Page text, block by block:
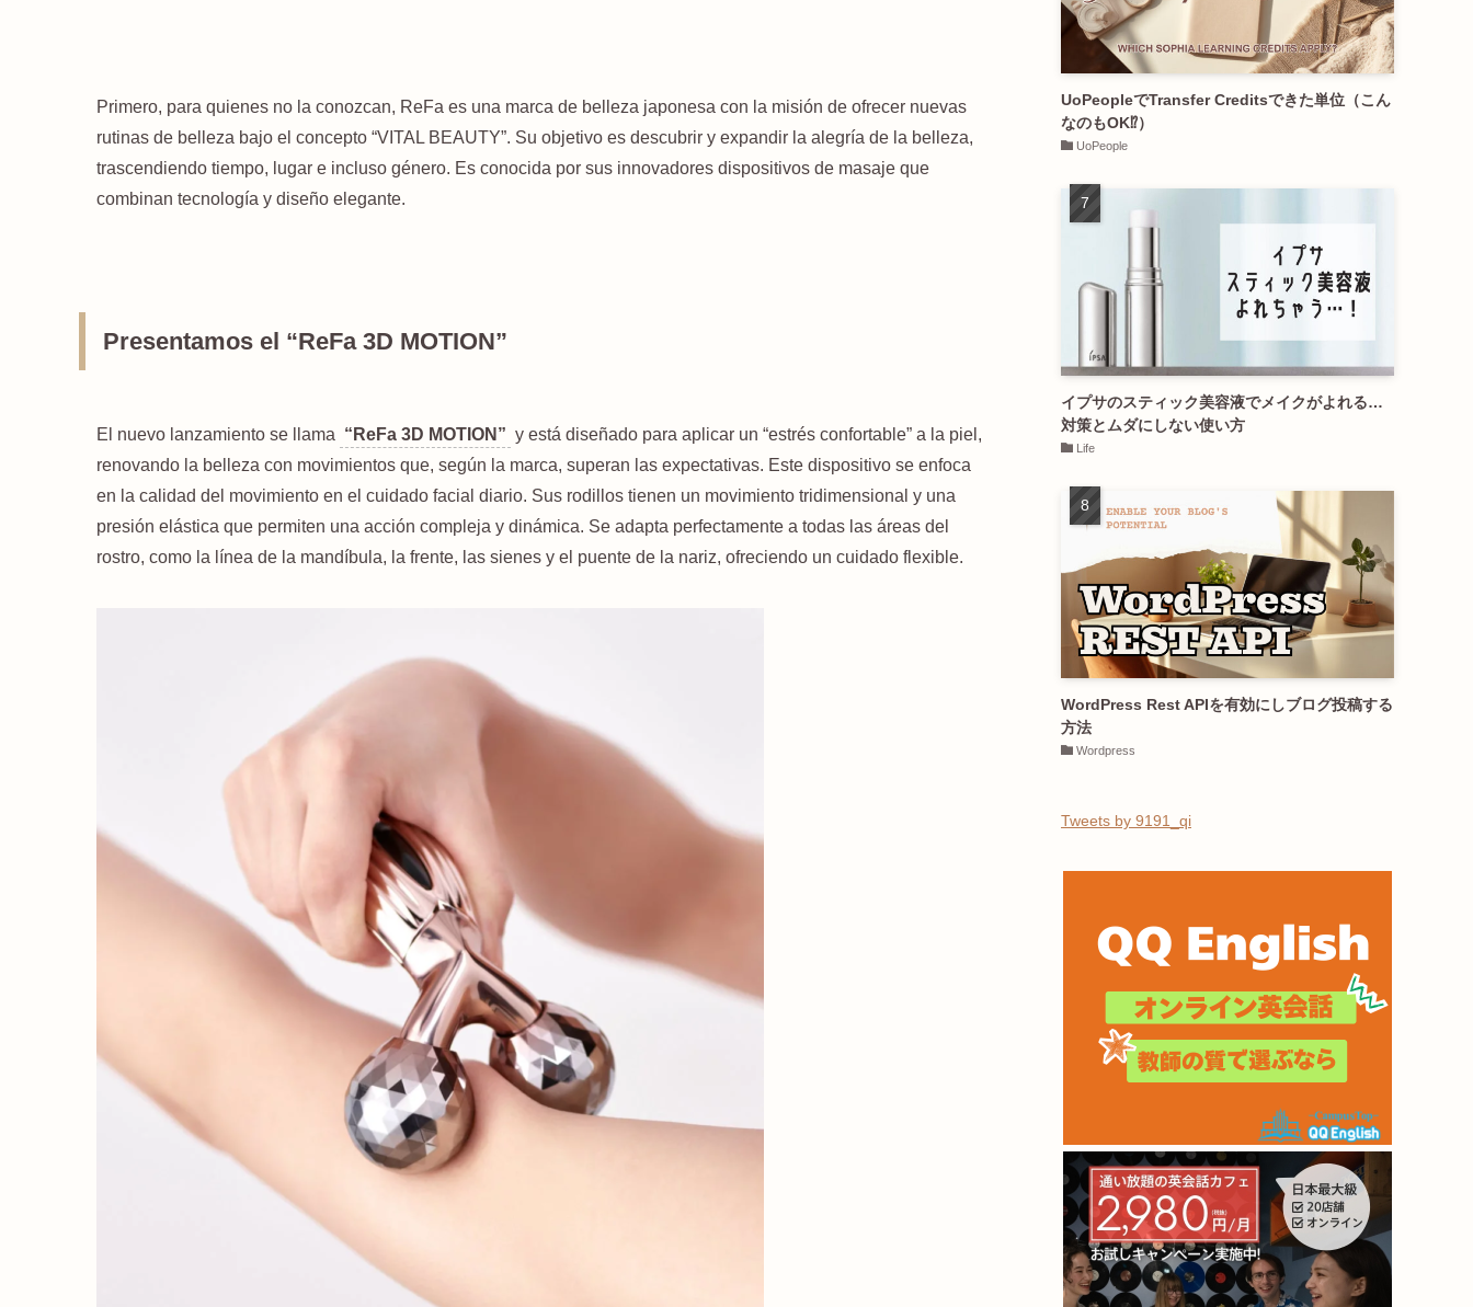
Primero, para quienes no la conozcan, ReFa es una marca de belleza japonesa con la misión de ofrecer nuevas
rutinas de belleza bajo el concepto “VITAL BEAUTY”. Su objetivo es descubrir y expandir la alegría de la belleza,
trascendiendo tiempo, lugar e incluso género. Es conocida por sus innovadores dispositivos de masaje que
combinan tecnología y diseño elegante.
Presentamos el “ReFa 3D MOTION”
El nuevo lanzamiento se llama “ReFa 3D MOTION” y está diseñado para aplicar un “estrés confortable” a la piel,
renovando la belleza con movimientos que, según la marca, superan las expectativas. Este dispositivo se enfoca
en la calidad del movimiento en el cuidado facial diario. Sus rodillos tienen un movimiento tridimensional y una
presión elástica que permiten una acción compleja y dinámica. Se adapta perfectamente a todas las áreas del
rostro, como la línea de la mandíbula, la frente, las sienes y el puente de la nariz, ofreciendo un cuidado flexible.
UoPeopleでTransfer Creditsできた単位（こん
なのもOK⁉︎）
UoPeople
イプサのスティック美容液でメイクがよれる…
対策とムダにしない使い方
Life
WordPress Rest APIを有効にしブログ投稿する
方法
Wordpress
Tweets by 9191_qi